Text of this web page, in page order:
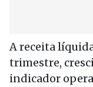
A receita
trimestre,
indicador